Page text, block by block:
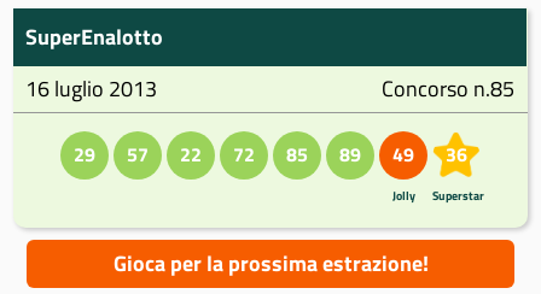
SuperEnalotto
16 luglio 2013
Concorso n.85
29 57 22 72 85 89 49
Jolly
36
Superstar
Gioca per la prossima estrazione!